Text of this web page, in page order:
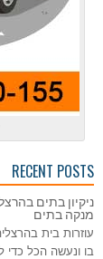
RECENT POSTS
ניקיון בתים
מנקה בתים
עוזרות בית
בו ונעשה הכל כדי